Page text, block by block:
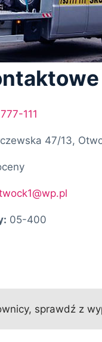
111
47/13,
05-400
sprawdź z